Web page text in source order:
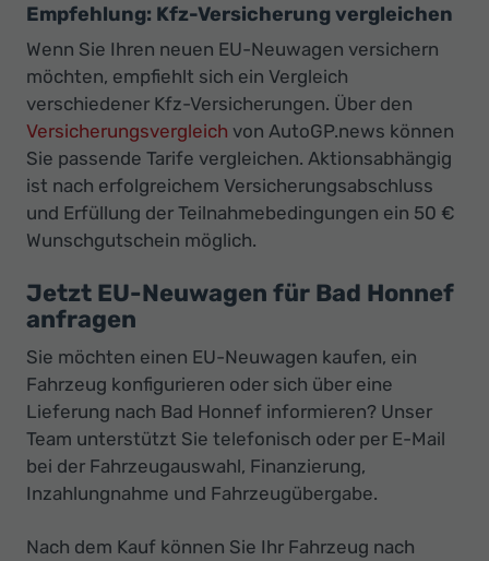
Empfehlung: Kfz-Versicherung vergleichen
Wenn Sie Ihren neuen EU-Neuwagen versichern
möchten, empfiehlt sich ein Vergleich
verschiedener Kfz-Versicherungen. Über den
Versicherungsvergleich von AutoGP.news können
Sie passende Tarife vergleichen. Aktionsabhängig
ist nach erfolgreichem Versicherungsabschluss
und Erfüllung der Teilnahmebedingungen ein 50 €
Wunschgutschein möglich.
Jetzt EU-Neuwagen für Bad Honnef
anfragen
Sie möchten einen EU-Neuwagen kaufen, ein
Fahrzeug konfigurieren oder sich über eine
Lieferung nach Bad Honnef informieren? Unser
Team unterstützt Sie telefonisch oder per E-Mail
bei der Fahrzeugauswahl, Finanzierung,
Inzahlungnahme und Fahrzeugübergabe.
Nach dem Kauf können Sie Ihr Fahrzeug nach